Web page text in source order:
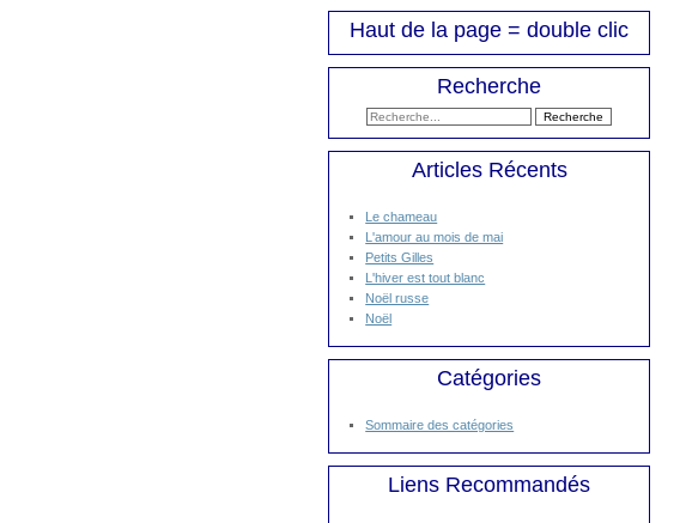
Haut de la page = double clic
Recherche
Articles Récents
Le chameau
L'amour au mois de mai
Petits Gilles
L'hiver est tout blanc
Noël russe
Noël
Catégories
Sommaire des catégories
Liens Recommandés